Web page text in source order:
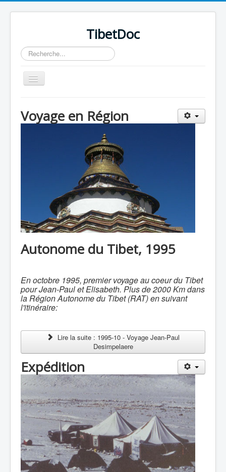
TibetDoc
Rechercher
Basculer
la
Voyage en Région
Autonome du Tibet, 1995
En octobre 1995, premier voyageau coeur du Tibet
pour Jean-Paul et Elisabeth. Plus de 2000 Km dans
la Région Autonome du Tibet (RAT)en suivant
l'itinéraire:
Lire la suite : 1995-10 - Voyage Jean-Paul
Desimpelaere
Expédition